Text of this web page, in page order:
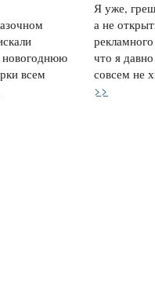
новогоднюю
всем
Я уже,
а не
что я
совсем не
>>